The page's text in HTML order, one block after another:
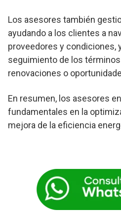
Los asesores también
ayudando a los clientes a
proveedores y condiciones,
seguimiento de los
renovaciones o
En resumen, los asesores
fundamentales en la
mejora de la eficiencia